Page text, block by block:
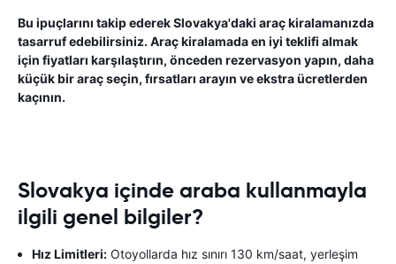
Bu ipuçlarını takip ederek Slovakya'daki araç kiralamanızda
tasarruf edebilirsiniz. Araç kiralamada en iyi teklifi almak
için fiyatları karşılaştırın, önceden rezervasyon yapın, daha
küçük bir araç seçin, fırsatları arayın ve ekstra ücretlerden
kaçının.
Slovakya içinde araba kullanmayla
ilgili genel bilgiler?
Hız Limitleri: Otoyollarda hız sınırı 130 km/saat, yerleşim